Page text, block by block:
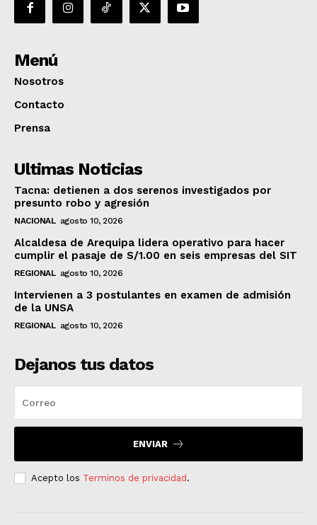
Menú
Nosotros
Contacto
Prensa
Ultimas Noticias
Tacna: detienen a dos serenos investigados por
presunto robo y agresión
NACIONAL agosto 10, 2026
Alcaldesa de Arequipa lidera operativo para hacer
cumplir el pasaje de S/1.00 en seis empresas del SIT
REGIONAL agosto 10, 2026
Intervienen a 3 postulantes en examen de admisión
de la UNSA
REGIONAL agosto 10, 2026
Dejanos tus datos
ENVIAR
Acepto los Terminos de privacidad .